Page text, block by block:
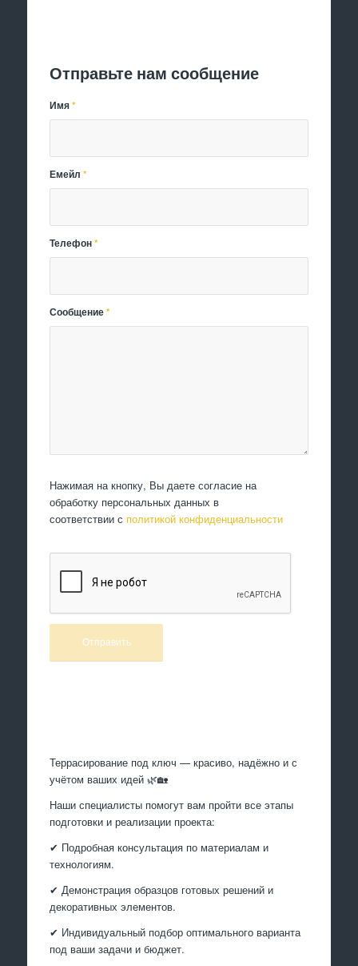
Отправьте нам сообщение
Имя*
Емейл*
Телефон*
Сообщение*
Нажимая на кнопку, Вы даете согласие на
обработку персональных данных в
соответствии с политикой конфиденциальности
Террасирование под ключ — красиво, надёжно и с
учётом ваших идей 🌿🏡
Наши специалисты помогут вам пройти все этапы
подготовки и реализации проекта:
✔ Подробная консультация по материалам и
технологиям.
✔ Демонстрация образцов готовых решений и
декоративных элементов.
✔ Индивидуальный подбор оптимального варианта
под ваши задачи и бюджет.